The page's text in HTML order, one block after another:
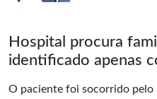
Hospital procura
identificado apenas
O paciente foi socorrido pelo